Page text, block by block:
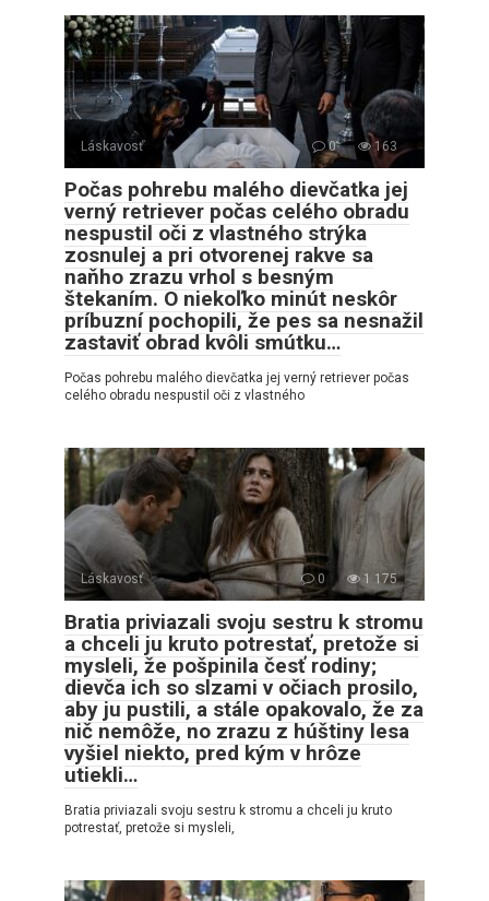
Láskavosť 0 163
Počas pohrebu malého dievčatka jej
verný retriever počas celého obradu
nespustil oči z vlastného strýka
zosnulej a pri otvorenej rakve sa
naňho zrazu vrhol s besným
štekaním. O niekoľko minút neskôr
príbuzní pochopili, že pes sa nesnažil
zastaviť obrad kvôli smútku…
Počas pohrebu malého dievčatka jej verný retriever počas
celého obradu nespustil oči z vlastného
Láskavosť 0 1 175
Bratia priviazali svoju sestru k stromu
a chceli ju kruto potrestať, pretože si
mysleli, že pošpinila česť rodiny;
dievča ich so slzami v očiach prosilo,
aby ju pustili, a stále opakovalo, že za
nič nemôže, no zrazu z húštiny lesa
vyšiel niekto, pred kým v hrôze
utiekli…
Bratia priviazali svoju sestru k stromu a chceli ju kruto
potrestať, pretože si mysleli,